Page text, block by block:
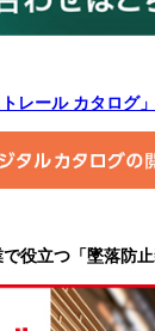
レール カタログ
役立つ「墜落防